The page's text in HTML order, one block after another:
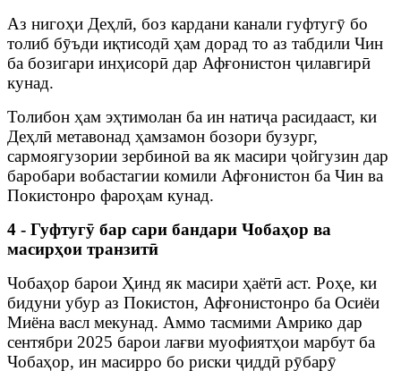
Аз нигоҳи Деҳлӣ, боз кардани канали гуфтугӯ бо
толиб бӯъди иқтисодӣ ҳам дорад то аз табдили Чин
ба бозигари инҳисорӣ дар Афғонистон ҷилавгирӣ
кунад.
Толибон ҳам эҳтимолан ба ин натиҷа расидааст, ки
Деҳлӣ метавонад ҳамзамон бозори бузург,
сармоягузории зербиноӣ ва як масири ҷойгузин дар
баробари вобастагии комили Афғонистон ба Чин ва
Покистонро фароҳам кунад.
4 - Гуфтугӯ бар сари бандари Чобаҳор ва
масирҳои транзитӣ
Чобаҳор барои Ҳинд як масири ҳаётӣ аст. Роҳе, ки
бидуни убур аз Покистон, Афғонистонро ба Осиёи
Миёна васл мекунад. Аммо тасмими Амрико дар
сентябри 2025 барои лағви муофиятҳои марбут ба
Чобаҳор, ин масирро бо риски ҷиддӣ рӯбарӯ